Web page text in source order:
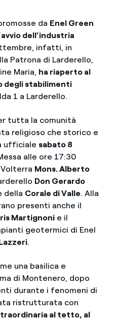
da Enel Green
dell’industria
infatti, in
Patrona di Larderello,
Maria, ha riaperto al
degli stabilimenti
1 a Larderello.
tutta la comunità
religioso che storico e
ufficiale sabato 8
alle ore 17:30
Mons. Alberto
Don Gerardo
della Corale di Valle. Alla
presenti anche il
Martignonie il
geotermici di Enel
.
una basilica e
di Montenero, dopo
durante i fenomeni di
ristrutturata con
al tetto, al